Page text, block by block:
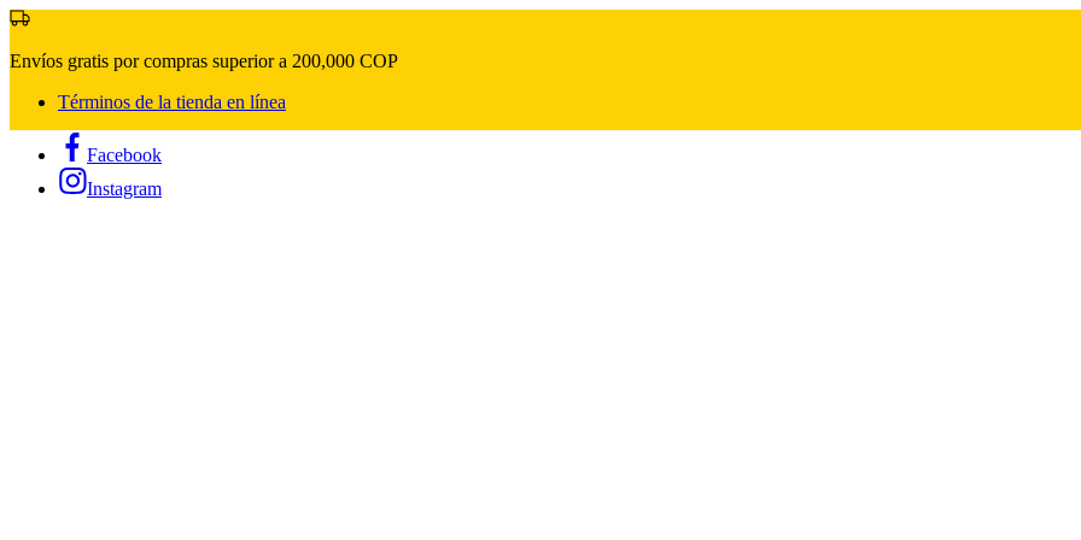
Envíos gratis por compras superior a 200,000 COP
Términos de la tienda en línea
Facebook
Instagram